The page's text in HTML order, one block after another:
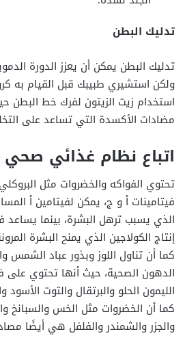
تدليك البطن
تدليك البطن يمكن أن يعزز الدورة
ولكن استشيري طبيبك قبل القيام به
استخدام زيت الزيتون لفرك خط البطن
مضادات الأكسدة التي تساعد على
اتباع نظام غذائي صحي
تحتوي الفواكه والخضروات مثل
فيتامينات أ و ج، يمكن لفيتامين أ
الذي يسبب ترهل البشرة، بينما يساعد
إنتاج الكولاجين الذي يمنح البشرة
كما أن تناول اللوز وبذور عباد الشمس
الليمون الحلو والبرتقال والتوت الأسود
كما أن الخضروات مثل الخس والسبانخ
والجزر والشمندر والفلفل هي أيضًا